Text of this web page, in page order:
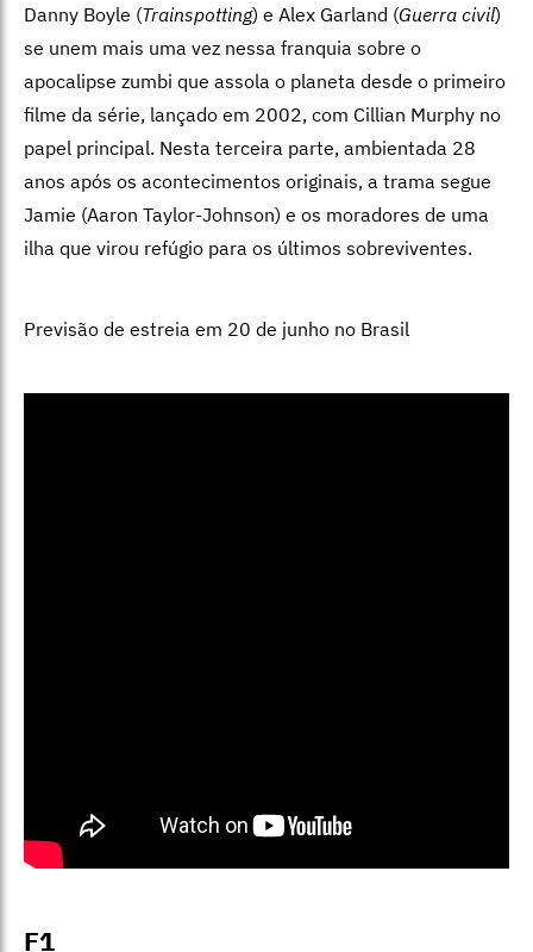
Danny Boyle (Trainspotting) e Alex Garland (Guerra civil)
se unem mais uma vez nessa franquia sobre o
apocalipse zumbi que assola o planeta desde o primeiro
filme da série, lançado em 2002, com Cillian Murphy no
papel principal. Nesta terceira parte, ambientada 28
anos após os acontecimentos originais, a trama segue
Jamie (Aaron Taylor-Johnson) e os moradores de uma
ilha que virou refúgio para os últimos sobreviventes.
Previsão de estreia em 20 de junho no Brasil
F1